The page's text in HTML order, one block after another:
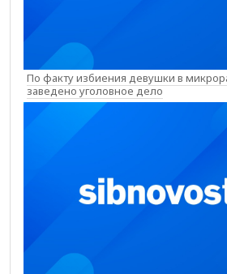
По факту избиения девушки в
заведено уголовное дело